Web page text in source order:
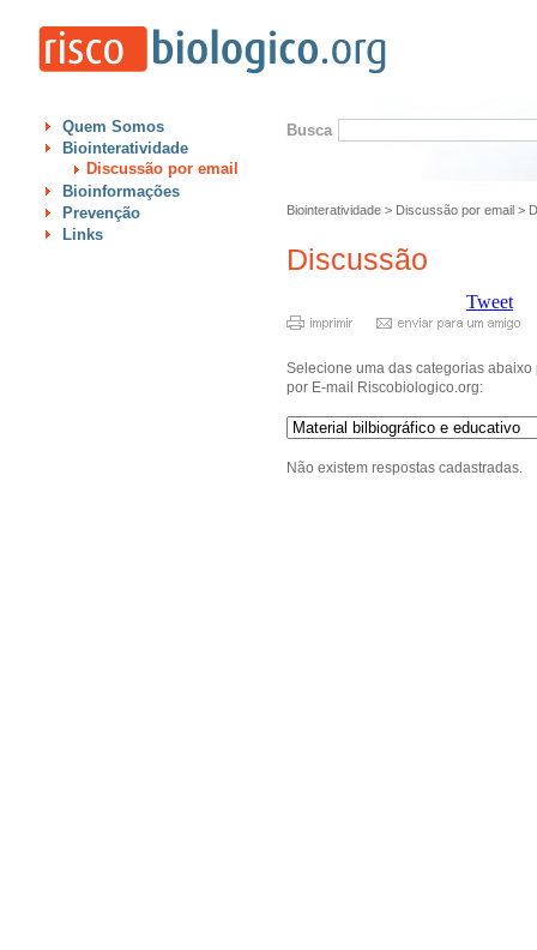
Quem Somos
Biointeratividade
Discussão por email
Bioinformações
Prevenção
Links
Busca
Biointeratividade > Discussão por email >
Discussão
Tweet
Selecione uma das categorias
por E-mail Riscobiologico.org:
Não existem respostas cadastradas.